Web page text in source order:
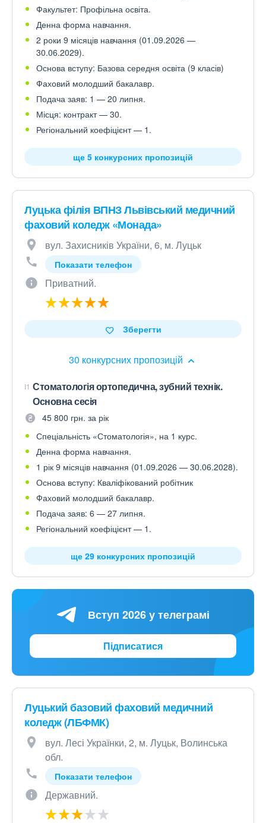
Факультет: Профільна освіта.
Денна форма навчання.
2 роки 9 місяців навчання (01.09.2026 —
30.06.2029).
Основа вступу: Базова середня освіта (9 класів)
Фаховий молодший бакалавр.
Подача заяв: 1 — 20 липня.
Місця: контракт — 30.
Регіональний коефіцієнт — 1.
ще 5 конкурсних пропозицій
Луцька філія ВПНЗ Львівський медичний
фаховий коледж «Монада»
вул. Захисників України, 6, м. Луцьк
Показати телефон
Приватний.
30 конкурсних пропозицій
Зберегти
I1 Стоматологія ортопедична, зубний технік.
Основна сесія
45 800 грн. за рік
Спеціальність «Стоматологія», на 1 курс.
Денна форма навчання.
1 рік 9 місяців навчання (01.09.2026 — 30.06.2028).
Основа вступу: Кваліфікований робітник
Фаховий молодший бакалавр.
Подача заяв: 6 — 27 липня.
Регіональний коефіцієнт — 1.
ще 29 конкурсних пропозицій
Вступ 2026 у телеграмі
Підписатися
Луцький базовий фаховий медичний
коледж (ЛБФМК)
вул. Лесі Українки, 2, м. Луцьк, Волинська
обл.
Показати телефон
Державний.